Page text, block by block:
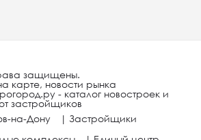
защищены.
карте, новости рынка
- каталог новостроек и
застройщиков
на-Дону
| Застройщики